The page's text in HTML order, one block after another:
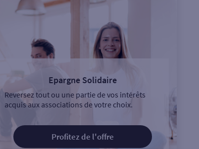
Epargne Solidaire
Reversez tout ou une partie de vos intérêts
acquis aux associations de votre choix.
Profitez de l'offre